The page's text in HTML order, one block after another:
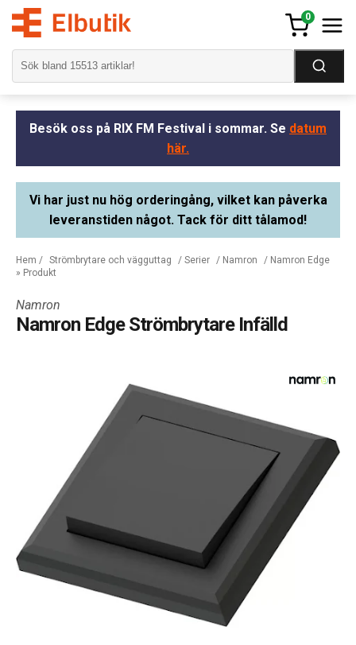
0
Besök oss på RIX FM Festival i sommar. Se datum
här.
Vi har just nu hög orderingång, vilket kan påverka
leveranstiden något. Tack för ditt tålamod!
Hem / Strömbrytare och vägguttag / Serier / Namron / Namron Edge
» Produkt
Namron
Namron Edge Strömbrytare Infälld